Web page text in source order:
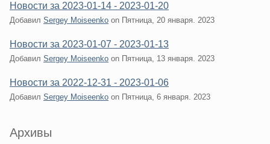
Новости за 2023-01-14 - 2023-01-20
Добавил Sergey Moiseenko on Пятница, 20 января. 2023
Новости за 2023-01-07 - 2023-01-13
Добавил Sergey Moiseenko on Пятница, 13 января. 2023
Новости за 2022-12-31 - 2023-01-06
Добавил Sergey Moiseenko on Пятница, 6 января. 2023
Sidebar
Архивы